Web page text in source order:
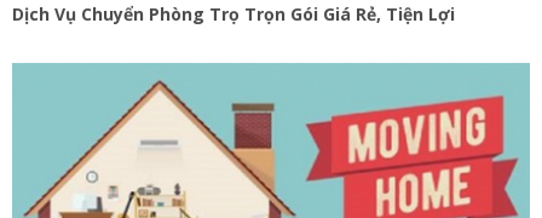
Dịch Vụ Chuyển Phòng Trọ Trọn Gói Giá Rẻ, Tiện Lợi